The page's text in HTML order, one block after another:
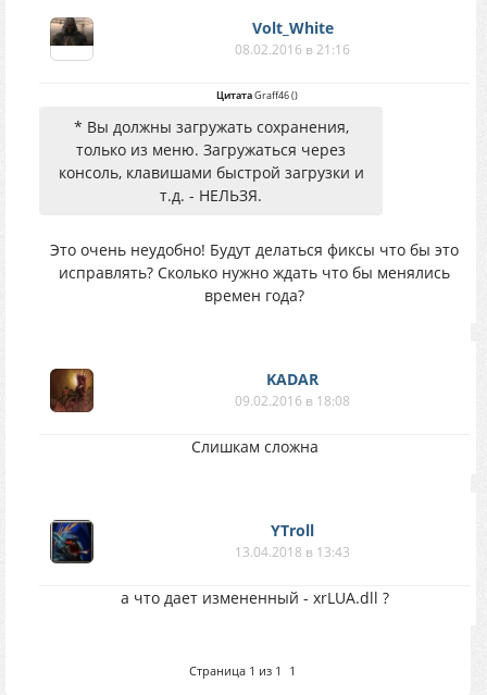
Volt_White
08.02.2016 в 21:16
ЦитатаGraff46()
* Вы должны загружать сохранения,
только из меню. Загружаться через
консоль, клавишами быстрой загрузки и
т.д. - НЕЛЬЗЯ.
Это очень неудобно! Будут делаться фиксы что бы это
исправлять? Сколько нужно ждать что бы менялись
времен года?
KADAR
09.02.2016 в 18:08
Слишкам сложна
YTroll
13.04.2018 в 13:43
а что дает измененный - xrLUA.dll ?
Страница 1 из 1 1